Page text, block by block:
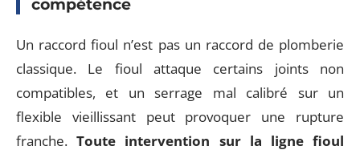
compétence
Un raccord fioul n’est pas un raccord de plomberie
classique. Le fioul attaque certains joints non
compatibles, et un serrage mal calibré sur un
flexible vieillissant peut provoquer une rupture
franche.Toute intervention sur la ligne fioul